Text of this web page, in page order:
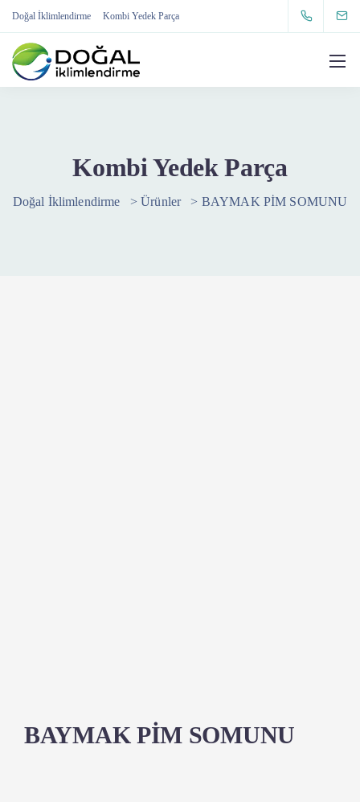
Doğal İklimlendirme Kombi Yedek Parça
Kombi Yedek Parça
Doğal İklimlendirme >Ürünler > BAYMAK PİM SOMUNU
BAYMAK PİM SOMUNU